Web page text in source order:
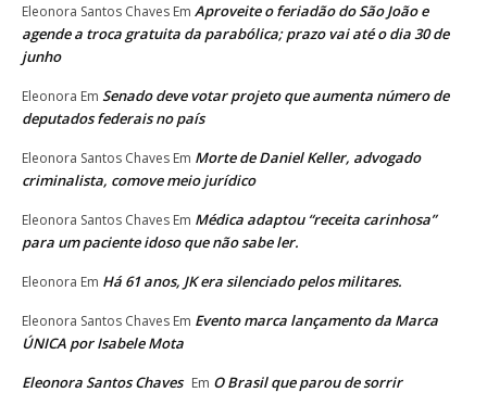
Eleonora Santos Chaves Em Aproveite o feriadão do São João e
agende a troca gratuita da parabólica; prazo vai até o dia 30 de
junho
Eleonora Em Senado deve votar projeto que aumenta número de
deputados federais no país
Eleonora Santos Chaves Em Morte de Daniel Keller, advogado
criminalista, comove meio jurídico
Eleonora Santos Chaves Em Médica adaptou “receita carinhosa”
para um paciente idoso que não sabe ler.
Eleonora Em Há 61 anos, JK era silenciado pelos militares.
Eleonora Santos Chaves Em Evento marca lançamento da Marca
ÚNICA por Isabele Mota
Eleonora Santos Chaves Em O Brasil que parou de sorrir